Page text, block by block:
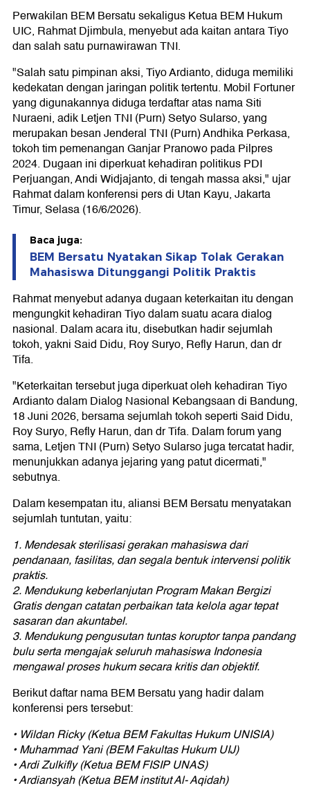
Perwakilan BEM Bersatu sekaligus Ketua BEM Hukum
UIC, Rahmat Djimbula, menyebut ada kaitan antara Tiyo
dan salah satu purnawirawan TNI.
"Salah satu pimpinan aksi, Tiyo Ardianto, diduga memiliki
kedekatan dengan jaringan politik tertentu. Mobil Fortuner
yang digunakannya diduga terdaftar atas nama Siti
Nuraeni, adik Letjen TNI (Purn) Setyo Sularso, yang
merupakan besan Jenderal TNI (Purn) Andhika Perkasa,
tokoh tim pemenangan Ganjar Pranowo pada Pilpres
2024. Dugaan ini diperkuat kehadiran politikus PDI
Perjuangan, Andi Widjajanto, di tengah massa aksi," ujar
Rahmat dalam konferensi pers di Utan Kayu, Jakarta
Timur, Selasa (16/6/2026).
Baca juga:
BEM Bersatu Nyatakan Sikap Tolak Gerakan
Mahasiswa Ditunggangi Politik Praktis
Rahmat menyebut adanya dugaan keterkaitan itu dengan
mengungkit kehadiran Tiyo dalam suatu acara dialog
nasional. Dalam acara itu, disebutkan hadir sejumlah
tokoh, yakni Said Didu, Roy Suryo, Refly Harun, dan dr
Tifa.
"Keterkaitan tersebut juga diperkuat oleh kehadiran Tiyo
Ardianto dalam Dialog Nasional Kebangsaan di Bandung,
18 Juni 2026, bersama sejumlah tokoh seperti Said Didu,
Roy Suryo, Refly Harun, dan dr Tifa. Dalam forum yang
sama, Letjen TNI (Purn) Setyo Sularso juga tercatat hadir,
menunjukkan adanya jejaring yang patut dicermati,"
sebutnya.
Dalam kesempatan itu, aliansi BEM Bersatu menyatakan
sejumlah tuntutan, yaitu:
1.⁠ ⁠Mendesak sterilisasi gerakan mahasiswa dari
pendanaan, fasilitas, dan segala bentuk intervensi politik
praktis.
2.⁠ ⁠Mendukung keberlanjutan Program Makan Bergizi
Gratis dengan catatan perbaikan tata kelola agar tepat
sasaran dan akuntabel.
3.⁠ ⁠Mendukung pengusutan tuntas koruptor tanpa pandang
bulu serta mengajak seluruh mahasiswa Indonesia
mengawal proses hukum secara kritis dan objektif.
Berikut daftar nama BEM Bersatu yang hadir dalam
konferensi pers tersebut:
•⁠ ⁠Wildan Ricky (Ketua BEM Fakultas Hukum UNISIA)
•⁠ ⁠Muhammad Yani (BEM Fakultas Hukum UIJ)
•⁠ ⁠Ardi Zulkifly (Ketua BEM FISIP UNAS)
•⁠ ⁠Ardiansyah (Ketua BEM institut Al- Aqidah)